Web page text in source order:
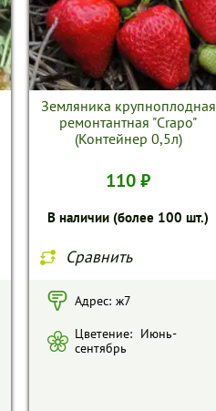
Земляника крупноплодная
ремонтантная "Crapo"
(Контейнер 0,5л)
110 ₽
В наличии (более 100 шт.)
Сравнить
Адрес: ж7
Цветение: Июнь-
сентябрь